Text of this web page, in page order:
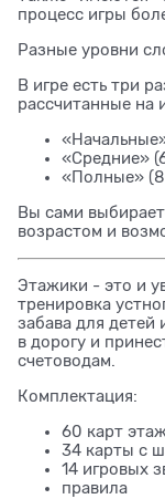
процесс игры
Разные уровни
В игре есть три
рассчитанные на
«Средние»
«Полные»
Вы сами
возрастом и
Этажики - это и
тренировка
забава для
в дорогу и
счетоводам.
Комплектация:
60 карт
34 карты с
14 игровых
правила